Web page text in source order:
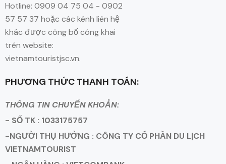
Hotline: 0909 04 75 04 - 0902
57 57 37 hoặc các kênh liên hệ
khác được công bố công khai
trên website:
vietnamtouristjsc.vn.
PHƯƠNG THỨC THANH TOÁN:
THÔNG TIN CHUYỂN KHOẢN:
- SỐ TK : 1033175757
-NGƯỜI THỤ HƯỞNG : CÔNG TY CỔ PHẦN DU LỊCH
VIETNAMTOURIST